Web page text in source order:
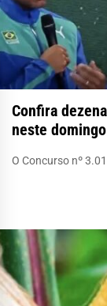
Confira
neste domingo
O Concurso nº